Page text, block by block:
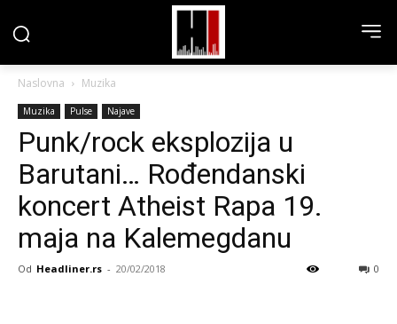
Naslovna Muzika
Muzika Pulse Najave
Punk/rock eksplozija u
Barutani… Rođendanski
koncert Atheist Rapa 19.
maja na Kalemegdanu
Od Headliner.rs - 20/02/2018 0